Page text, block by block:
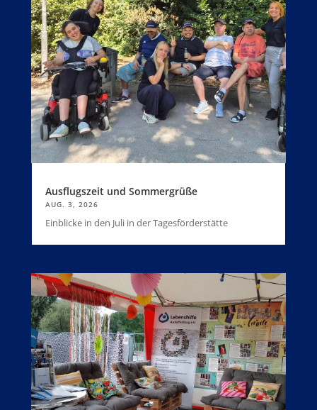
Ausflugszeit und Sommergrüße
AUG. 3, 2026
Einblicke in den Juli in der Tagesförderstätte